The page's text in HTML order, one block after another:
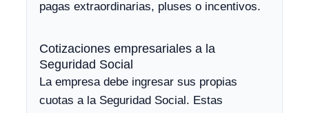
pagas extraordinarias, pluses o incentivos.
Cotizaciones empresariales a la
Seguridad Social
La empresa debe ingresar sus propias
cuotas a la Seguridad Social. Estas